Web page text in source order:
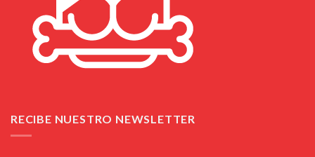
RECIBE NUESTRO NEWSLETTER